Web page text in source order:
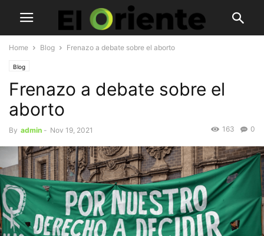
Home Blog Frenazo a debate sobre el aborto
Blog
Frenazo a debate sobre el
aborto
By admin - Nov 19, 2021 0
163